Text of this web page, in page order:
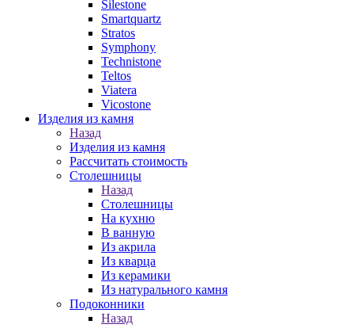
Silestone
Smartquartz
Stratos
Symphony
Technistone
Teltos
Viatera
Vicostone
Изделия из камня
Назад
Изделия из камня
Рассчитать стоимость
Столешницы
Назад
Столешницы
На кухню
В ванную
Из акрила
Из кварца
Из керамики
Из натурального камня
Подоконники
Назад